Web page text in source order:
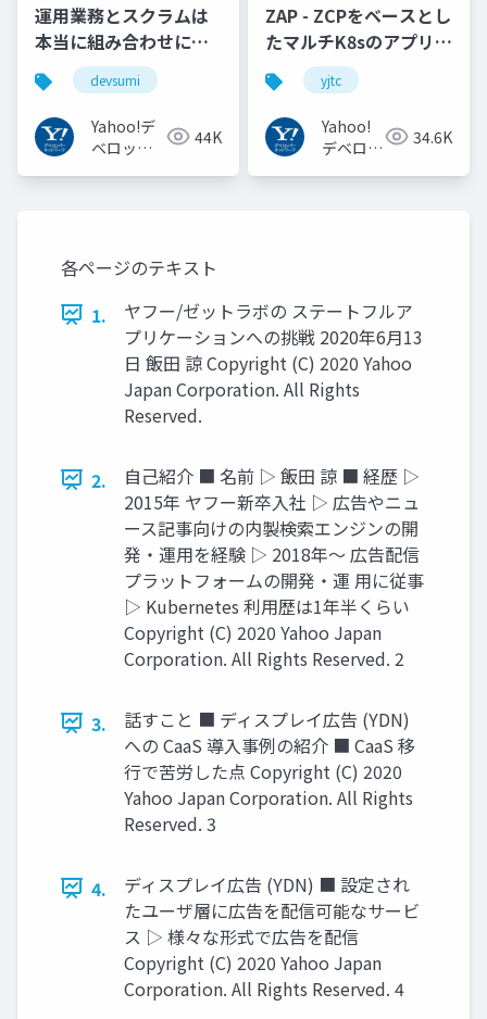
運用業務とスクラムは
本当に組み合わせにく
いのか︖運用業務が大
半を占めるプロダクト
開発での試行錯誤
devsumi
Yahoo!デ
ベロッパ
44K
ZAP - ZCPをベースとし
たマルチK8sのアプリケ
ーション実行基盤
#YJTC / YJTC21 B-3
yjtc
Yahoo!
デベロッ
34.6K
各ページのテキスト
1.
ヤフー/ゼットラボの ステートフルア
プリケーションへの挑戦 2020年6月13
日 飯田 諒 Copyright (C) 2020 Yahoo
Japan Corporation. All Rights
Reserved.
2.
自己紹介 ■ 名前 ▷ 飯田 諒 ■ 経歴 ▷
2015年 ヤフー新卒入社 ▷ 広告やニュ
ース記事向けの内製検索エンジンの開
発・運用を経験 ▷ 2018年～ 広告配信
プラットフォームの開発・運 用に従事
▷ Kubernetes 利用歴は1年半くらい
Copyright (C) 2020 Yahoo Japan
Corporation. All Rights Reserved. 2
3.
話すこと ■ ディスプレイ広告 (YDN)
への CaaS 導入事例の紹介 ■ CaaS 移
行で苦労した点 Copyright (C) 2020
Yahoo Japan Corporation. All Rights
Reserved. 3
4.
ディスプレイ広告 (YDN) ■ 設定され
たユーザ層に広告を配信可能なサービ
ス ▷ 様々な形式で広告を配信
Copyright (C) 2020 Yahoo Japan
Corporation. All Rights Reserved. 4